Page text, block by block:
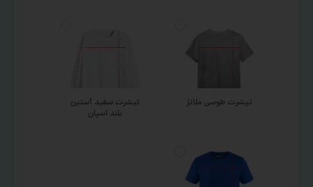
تیشرت طوسی ملانژ
تیشرت سفید آستین
بلند اسپان